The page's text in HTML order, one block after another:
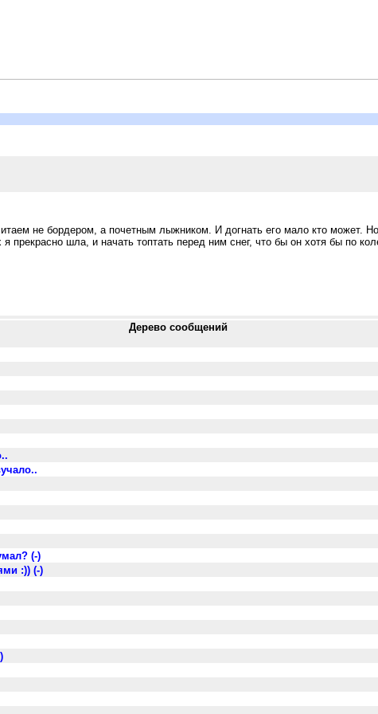
не бордером, а почетным лыжником. И догнать его мало кто может.
прекрасно шла, и начать топтать перед ним снег, что бы он хотя бы по
Дерево сообщений
(-)
:)) (-)